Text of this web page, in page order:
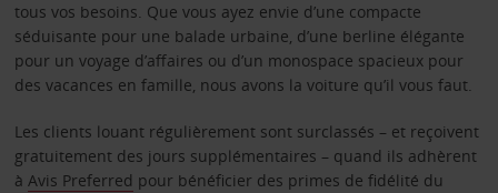
tous vos besoins. Que vous ayez envie d’une compacte
séduisante pour une balade urbaine, d’une berline élégante
pour un voyage d’affaires ou d’un monospace spacieux pour
des vacances en famille, nous avons la voiture qu’il vous faut.
Les clients louant régulièrement sont surclassés – et reçoivent
gratuitement des jours supplémentaires – quand ils adhèrent
à Avis Preferred pour bénéficier des primes de fidélité du